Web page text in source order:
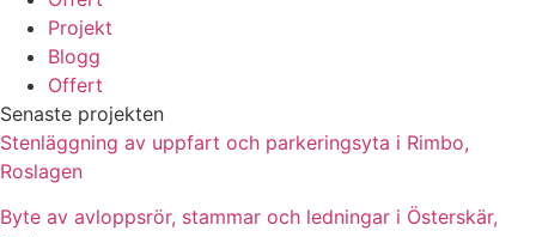
Projekt
Blogg
Offert
Senaste projekten
Stenläggning av uppfart och parkeringsyta i Rimbo,
Roslagen
Byte av avloppsrör, stammar och ledningar i Österskär,